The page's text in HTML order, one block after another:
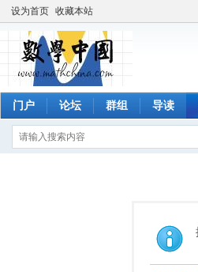
设为首页 收藏本站
门户 论坛 群组 导读